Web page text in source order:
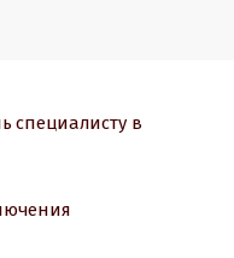
специалисту в